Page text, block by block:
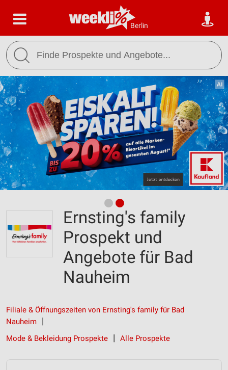
Berlin
Ernsting's family
Prospekt und
Angebote für Bad
Nauheim
Filiale & Öffnungszeiten von Ernsting's family für Bad
Nauheim
Mode & Bekleidung Prospekte
Alle Prospekte